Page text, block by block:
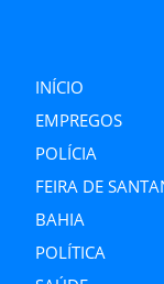
INÍCIO
EMPREGOS
POLÍCIA
FEIRA DE
BAHIA
POLÍTICA